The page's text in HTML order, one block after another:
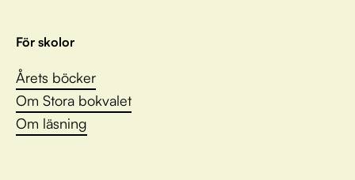
För skolor
Årets böcker
Om Stora bokvalet
Om läsning